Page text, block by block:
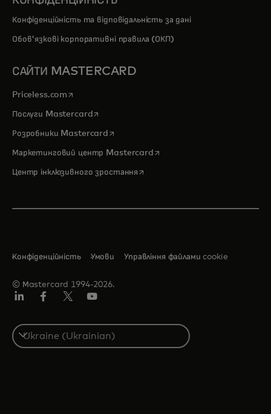
Конфіденційність та відповідальність за дані
Обов'язкові корпоративні правила (ОКП)
САЙТИ MASTERCARD
Priceless.com opens in a new tab
Послуги Mastercardopens in a new tab
Розробники Mastercard opens in a new tab
Маркетинговий центр Mastercardopens in a new tab
Центр інклюзивного зростання opens in a new tab
© Мastercard 1994-2026.
Конфіденційність Умови Управління файлами cookie
Select
a
country